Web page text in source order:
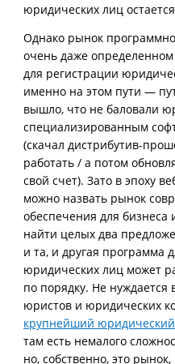
юридических лиц
Однако рынок
очень даже
для регистрации
именно на этом пути —
вышло, что не баловали
специализированным
(скачал дистрибутив-
работать / а потом
свой счет). Зато в эпоху
можно назвать рынок
обеспечения для
найти целых два
и та, и другая программа
юридических лиц может
по порядку. Не нуждается
юристов и юридических
крупнейший
там есть немалого
но, собственно, это